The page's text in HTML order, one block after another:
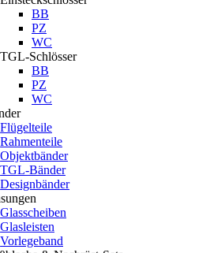
BB
PZ
WC
TGL-Schlösser
BB
PZ
WC
Flügelteile
Rahmenteile
Objektbänder
TGL-Bänder
Designbänder
Glasscheiben
Glasleisten
Vorlegeband